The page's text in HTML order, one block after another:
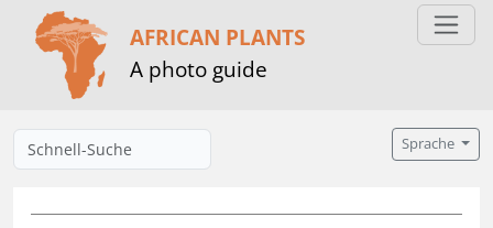
AFRICAN PLANTS
A photo guide
Sprache